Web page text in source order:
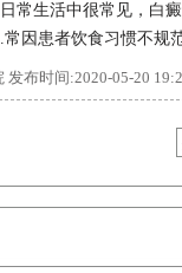
常生活中很常见，白
因患者饮食习惯不规
发布时间:2020-05-20